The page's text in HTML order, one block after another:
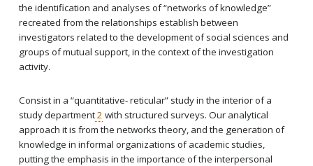
the identification and analyses of “networks of knowledge”
recreated from the relationships establish between
investigators related to the development of social sciences and
groups of mutual support, in the context of the investigation
activity.
Consist in a “quantitative- reticular” study in the interior of a
study department2 with structured surveys. Our analytical
approach it is from the networks theory, and the generation of
knowledge in informal organizations of academic studies,
putting the emphasis in the importance of the interpersonal